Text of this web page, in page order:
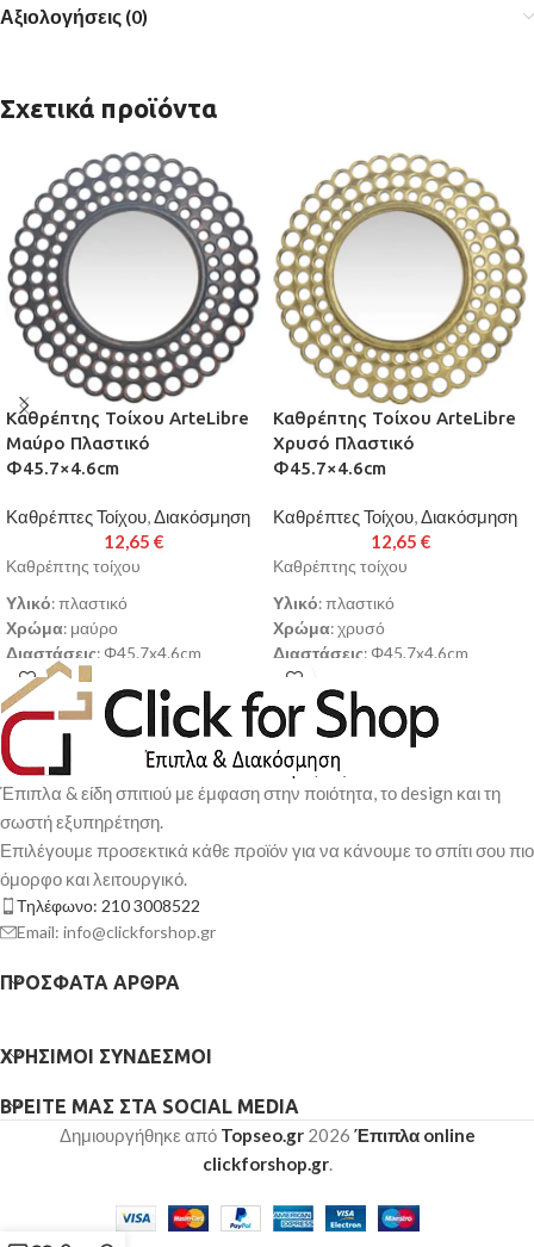
Αξιολογήσεις (0)
Σχετικά προϊόντα
Καθρέπτης Τοίχου ArteLibre
Μαύρο Πλαστικό
Φ45.7×4.6cm
Καθρέπτες Τοίχου,Διακόσμηση
12,65 €
Καθρέπτης τοίχου
Υλικό: πλαστικό
Χρώμα: μαύρο
Διαστάσεις: Φ45.7x4.6cm
Παράδοση σε 3-10 εργάσιμες
ημέρες
Καθρέπτης Τοίχου ArteLibre
Χρυσό Πλαστικό
Φ45.7×4.6cm
Καθρέπτες Τοίχου,Διακόσμηση
12,65 €
Καθρέπτης τοίχου
Υλικό: πλαστικό
Χρώμα: χρυσό
Διαστάσεις: Φ45.7x4.6cm
Παράδοση σε 3-10 εργάσιμες
ημέρες
Έπιπλα & είδη σπιτιού με έμφαση στην ποιότητα, το design και τη
σωστή εξυπηρέτηση.
Επιλέγουμε προσεκτικά κάθε προϊόν για να κάνουμε το σπίτι σου πιο
όμορφο και λειτουργικό.
Τηλέφωνο: 210 3008522
Email: info@clickforshop.gr
ΠΡΌΣΦΑΤΑ ΆΡΘΡΑ
ΧΡΉΣΙΜΟΙ ΣΎΝΔΕΣΜΟΙ
ΒΡΕΊΤΕ ΜΑΣ ΣΤΑ SOCIAL MEDIA
Δημιουργήθηκε από Topseo.gr2026 Έπιπλα online
clickforshop.gr.